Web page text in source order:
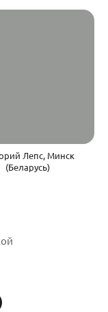
Лепс, Минск
(Беларусь)